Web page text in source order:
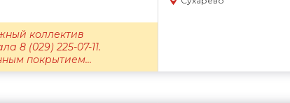
коллектив
8 (029) 225-07-11.
покрытием...